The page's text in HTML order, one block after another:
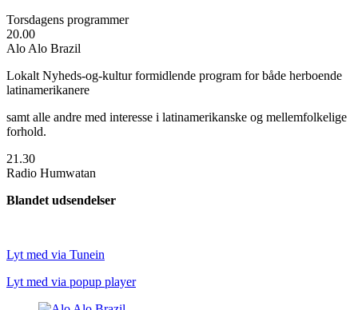
Torsdagens programmer
20.00
Alo Alo Brazil
Lokalt Nyheds-og-kultur formidlende program for både herboende
latinamerikanere
samt alle andre med interesse i latinamerikanske og mellemfolkelige
forhold.
21.30
Radio Humwatan
Blandet udsendelser
Lyt med via Tunein
Lyt med via popup player